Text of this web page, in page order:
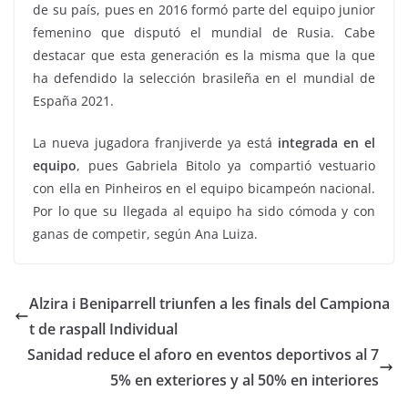
de su país, pues en 2016 formó parte del equipo junior
femenino que disputó el mundial de Rusia. Cabe
destacar que esta generación es la misma que la que
ha defendido la selección brasileña en el mundial de
España 2021.
La nueva jugadora franjiverde ya está integrada en el
equipo, pues Gabriela Bitolo ya compartió vestuario
con ella en Pinheiros en el equipo bicampeón nacional.
Por lo que su llegada al equipo ha sido cómoda y con
ganas de competir, según Ana Luiza.
Alzira i Beniparrell triunfen a les finals del Campiona
t de raspall Individual
Sanidad reduce el aforo en eventos deportivos al 7
5% en exteriores y al 50% en interiores